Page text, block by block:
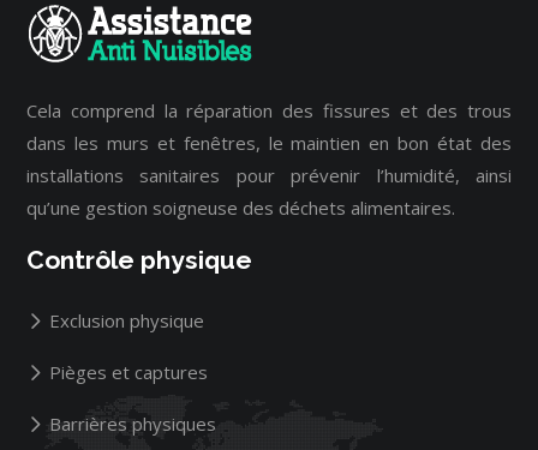
Cela comprend la réparation des fissures et des trous
dans les murs et fenêtres, le maintien en bon état des
installations sanitaires pour prévenir l’humidité, ainsi
qu’une gestion soigneuse des déchets alimentaires.
Contrôle physique
Exclusion physique
Pièges et captures
Barrières physiques